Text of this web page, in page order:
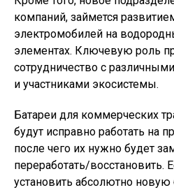
компаний, займется
электромобилей на
элементах. Ключевую роль
сотрудничество с
и участниками экосистемы.
Батареи для коммерческих
будут исправно работать на
после чего их нужно будет
переработать/восстановить.
установить абсолютно